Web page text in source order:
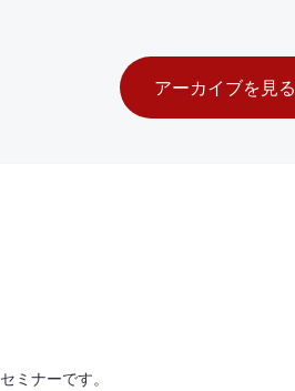
アーカイブを見る
ミナーです。